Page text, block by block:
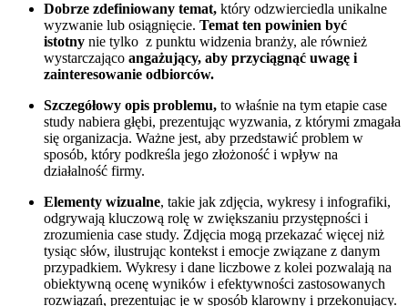
Dobrze zdefiniowany temat, który odzwierciedla unikalne
wyzwanie lub osiągnięcie. Temat ten powinien być
istotny nie tylko z punktu widzenia branży, ale również
wystarczająco angażujący, aby przyciągnąć uwagę i
zainteresowanie odbiorców.
Szczegółowy opis problemu, to właśnie na tym etapie case
study nabiera głębi, prezentując wyzwania, z którymi zmagała
się organizacja. Ważne jest, aby przedstawić problem w
sposób, który podkreśla jego złożoność i wpływ na
działalność firmy.
Elementy wizualne, takie jak zdjęcia, wykresy i infografiki,
odgrywają kluczową rolę w zwiększaniu przystępności i
zrozumienia case study. Zdjęcia mogą przekazać więcej niż
tysiąc słów, ilustrując kontekst i emocje związane z danym
przypadkiem. Wykresy i dane liczbowe z kolei pozwalają na
obiektywną ocenę wyników i efektywności zastosowanych
rozwiązań, prezentując je w sposób klarowny i przekonujący.